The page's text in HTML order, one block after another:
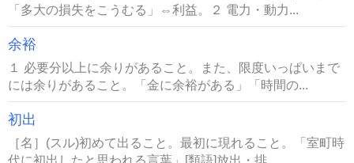
「多大の損失をこうむる」⇔利益。２ 電力・動力...
余裕
１ 必要分以上に余りがあること。また、限度いっぱいまで
には余りがあること。「金に余裕がある」「時間の...
初出
［名］(スル)初めて出ること。最初に現れること。「室町時
代に初出したと思われる言葉」[類語]放出・排...